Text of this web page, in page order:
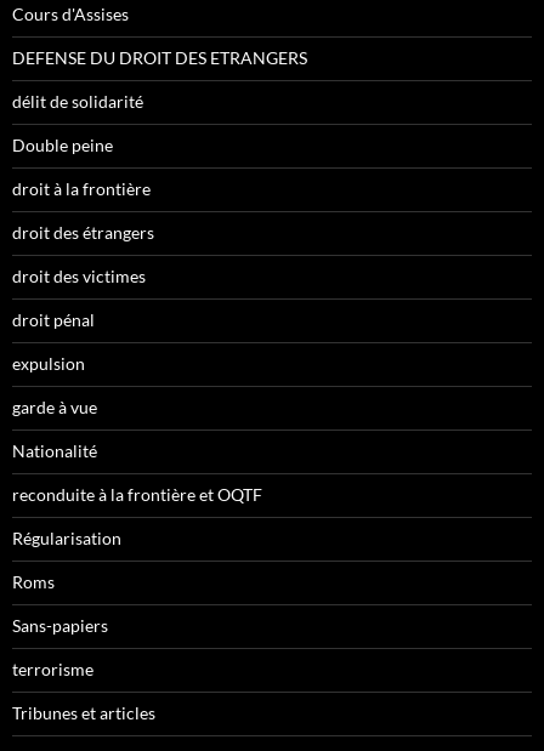
Cours d'Assises
DEFENSE DU DROIT DES ETRANGERS
délit de solidarité
Double peine
droit à la frontière
droit des étrangers
droit des victimes
droit pénal
expulsion
garde à vue
Nationalité
reconduite à la frontière et OQTF
Régularisation
Roms
Sans-papiers
terrorisme
Tribunes et articles